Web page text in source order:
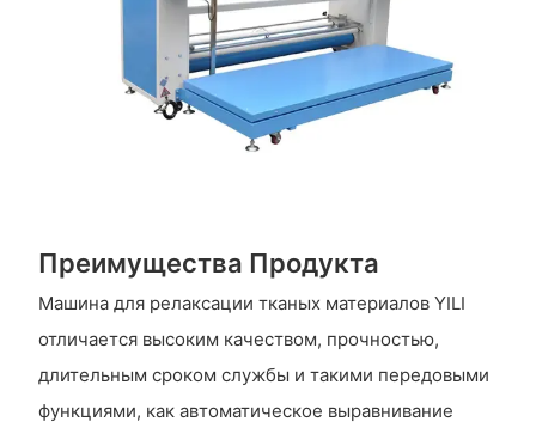
Преимущества Продукта
Машина для релаксации тканых материалов YILI
отличается высоким качеством, прочностью,
длительным сроком службы и такими передовыми
функциями, как автоматическое выравнивание